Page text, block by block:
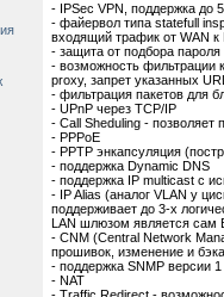
- IPSec VPN, поддержка до
- файервол типа statefull
входящий трафик от WAN к
- защита от подбора пароля
- возможность фильтрации
proxy, запрет указанных
- фильтрация пакетов для
- UPnP через TCP/IP
- Call Sheduling - позволяет
- PPPoE
- PPTP энкапсуляция
- поддержка Dynamic DNS
- поддержка IP multicast с
- IP Alias (аналог VLAN у
поддерживает до 3-х
LAN шлюзом является сам
- CNM (Central Network
прошивок, изменение и
- поддержка SNMP версии
- NAT